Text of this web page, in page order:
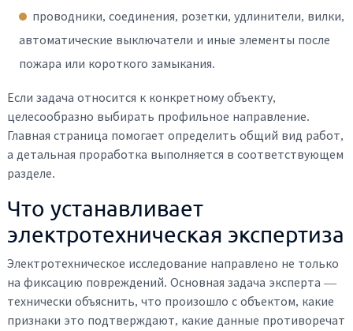
проводники, соединения, розетки, удлинители, вилки,
автоматические выключатели и иные элементы после
пожара или короткого замыкания.
Если задача относится к конкретному объекту,
целесообразно выбирать профильное направление.
Главная страница помогает определить общий вид работ,
а детальная проработка выполняется в соответствующем
разделе.
Что устанавливает
электротехническая экспертиза
Электротехническое исследование направлено не только
на фиксацию повреждений. Основная задача эксперта —
технически объяснить, что произошло с объектом, какие
признаки это подтверждают, какие данные противоречат